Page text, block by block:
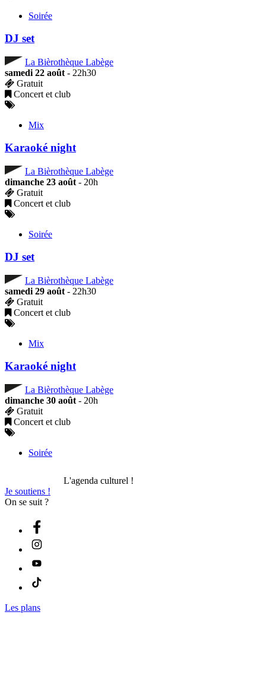
Soirée
DJ set
La Bièrothèque Labège
samedi 22 août - 22h30
Gratuit
Concert et club
Mix
Karaoké night
La Bièrothèque Labège
dimanche 23 août - 20h
Gratuit
Concert et club
Soirée
DJ set
La Bièrothèque Labège
samedi 29 août - 22h30
Gratuit
Concert et club
Mix
Karaoké night
La Bièrothèque Labège
dimanche 30 août - 20h
Gratuit
Concert et club
Soirée
L'agenda culturel !
Je soutiens !
On se suit ?
Les plans